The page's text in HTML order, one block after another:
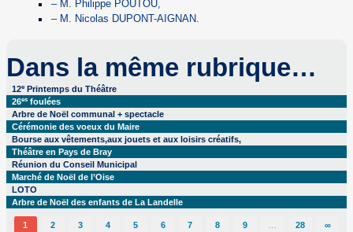
– M. Philippe POUTOU,
– M. Nicolas DUPONT-AIGNAN.
Dans la même rubrique…
12e Printemps du Théâtre
26es foulées
Arbre de Noël communal + spectacle
Cérémonie des voeux du Maire
Bourse aux vêtements,aux jouets et aux loisirs créatifs,
Théâtre en Pays de Bray
Réunion du Conseil Municipal
Marché de Noël de l’Oise
LOTO
Arbre de Noël des enfants de La Landelle
1 2 3 4 5 6 7 8 9 … 28 ∞